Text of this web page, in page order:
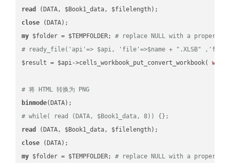
read
close
my $folder = $TEMPFOLDER; # replace NULL with a proper
# ready_file('api'=> $api, 'file'=>$name + ".XLSB"
$result = $api->cells_workbook_put_convert_workbook(
# 将 HTML 转换为 PNG
binmode
# while( read (DATA, $Book1_data, 8)) {};
read
close
my $folder = $TEMPFOLDER; # replace NULL with a proper